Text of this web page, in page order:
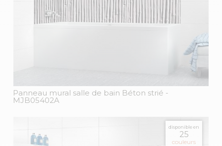
Panneau mural salle de bain Béton strié -
MJB05402A
disponible en
25
couleurs